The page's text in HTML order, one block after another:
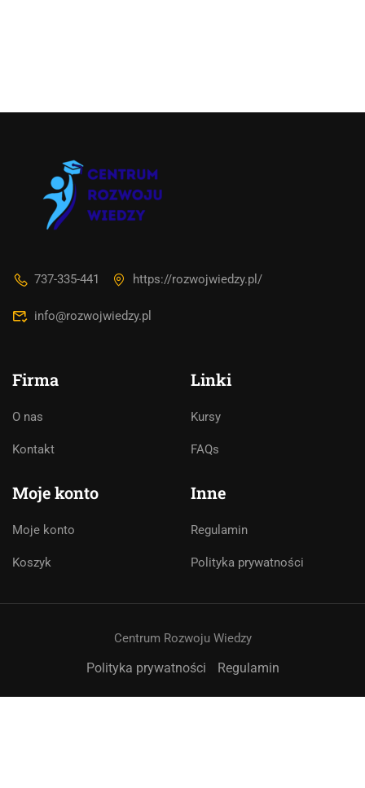
737-335-441 https://rozwojwiedzy.pl/
info@rozwojwiedzy.pl
Firma
O nas
Kontakt
Linki
Kursy
FAQs
Moje konto
Moje konto
Koszyk
Inne
Regulamin
Polityka prywatności
Centrum Rozwoju Wiedzy
Polityka prywatności Regulamin
asystentem AI. Jak mogę Ci pomóc?